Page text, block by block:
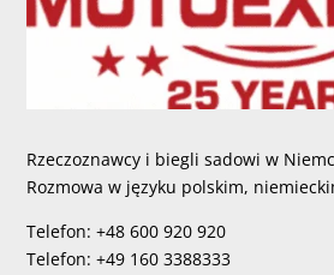
Rzeczoznawcy i biegli sadowi w
Rozmowa w języku polskim,
Telefon: +48 600 920 920
Telefon: +49 160 3388333